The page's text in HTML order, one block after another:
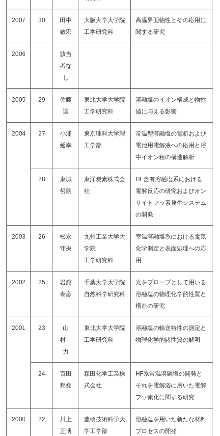
2007 30
田中
敏宏
大阪大学大学院
工学研究科
高温界面物性とその応用に
関する研究
2006
該当
者な
し
2005 29
佐藤
讓
東北大学大学院
工学研究科
溶融塩のイオン構成と物性
値に与える影響
2004 27
小浦
延幸
東京理科大学理
工学部
常温型溶融塩の電析および
電池用電解液への応用と浴
中イオン種の構造解析
28
東城
哲朗
東洋炭素株式会
社
HF含有溶融塩系における
電解反応の研究およびオン
サイトフッ素発生システム
の開発
2003 26
松永
守央
九州工業大学大
学院
工学研究科
室温溶融塩系における電気
化学測定と表面処理への応
用
2002 25
岩舘
泰彦
千葉大学大学院
自然科学研究科
光をプローブとして用いる
溶融塩の物理化学的性質と
構造の研究
2001 23
山
村
力
東北大学大学院
工学研究科
溶融塩の輸送特性の測定と
物理化学的諸性質の解明
24
百田
邦堯
森田化学工業株
式会社
HF系常温溶融塩の開発と
それを電解浴に用いた電解
フッ素化に関する研究
2000 22
川上
正博
豊橋技術科学大
学工学部
溶融塩を用いた新たな材料
プロセスの開発